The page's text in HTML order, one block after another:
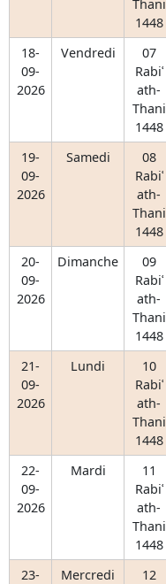
Thani
1448
18-
09-
2026
Vendredi
07
Rabiʿ
ath-
Thani
1448
19-
09-
2026
Samedi
08
Rabiʿ
ath-
Thani
1448
20-
09-
2026
Dimanche
09
Rabiʿ
ath-
Thani
1448
21-
09-
2026
Lundi
10
Rabiʿ
ath-
Thani
1448
22-
09-
2026
Mardi
11
Rabiʿ
ath-
Thani
1448
23-
Mercredi
12